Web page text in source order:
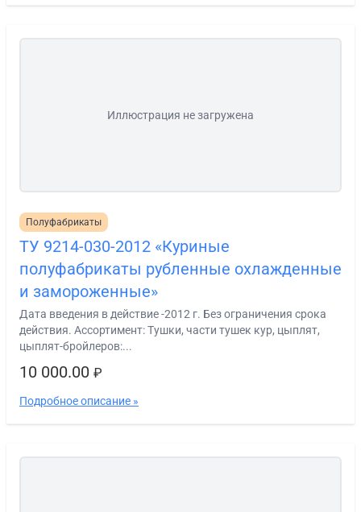
Иллюстрация не загружена
Полуфабрикаты
ТУ 9214-030-2012 «Куриные
полуфабрикаты рубленные охлажденные
и замороженные»
Дата введения в действие -2012 г. Без ограничения срока
действия. Ассортимент: Тушки, части тушек кур, цыплят,
цыплят-бройлеров:...
10 000.00 ₽
Подробное описание »